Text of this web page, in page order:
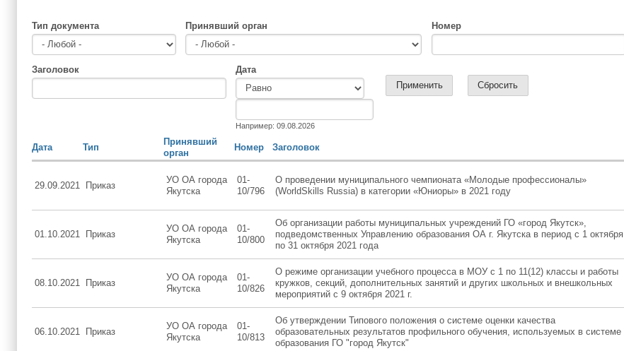
Тип документа Принявший орган Номер
Заголовок Дата
Например: 09.08.2026
Дата Тип
Принявший
орган
Номер Заголовок
29.09.2021 Приказ
УО ОА города
Якутска
01-
10/796
О проведении муниципального чемпионата «Молодые профессионалы»
(WorldSkills Russia) в категории «Юниоры» в 2021 году
01.10.2021 Приказ
УО ОА города
Якутска
01-
10/800
Об организации работы муниципальных учреждений ГО «город Якутск»,
подведомственных Управлению образования ОА г. Якутска в период с 1 октября
по 31 октября 2021 года
08.10.2021 Приказ
УО ОА города
Якутска
01-
10/826
О режиме организации учебного процесса в МОУ с 1 по 11(12) классы и работы
кружков, секций, дополнительных занятий и других школьных и внешкольных
мероприятий с 9 октября 2021 г.
06.10.2021 Приказ
УО ОА города
Якутска
01-
10/813
Об утверждении Типового положения о системе оценки качества
образовательных результатов профильного обучения, используемых в системе
образования ГО "город Якутск"